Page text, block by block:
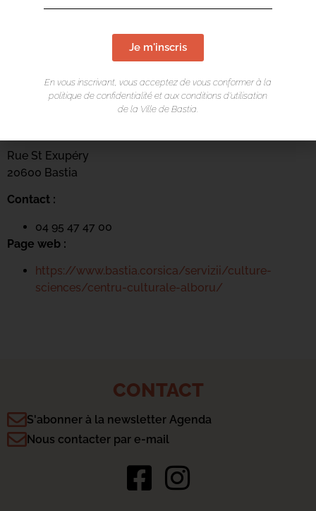
LIEU DE L'ÉVÉNEMENT
Rue St Exupéry
20600 Bastia
Contact :
04 95 47 47 00
Page web :
https://www.bastia.corsica/servizii/culture-
sciences/centru-culturale-alboru/
CONTACT
S'abonner à la newsletter Agenda
Nous contacter par e-mail
Je m'inscris
En vous inscrivant, vous acceptez de vous conformer à la
politique de confidentialité et aux conditions d’utilisation
de la Ville de Bastia.